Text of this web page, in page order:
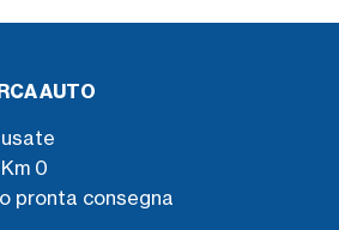
AUTO
0
pronta consegna